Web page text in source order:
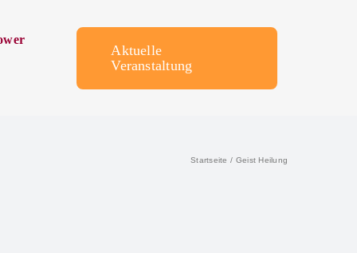
Aktuelle
Veranstaltung
Startseite Geist Heilung